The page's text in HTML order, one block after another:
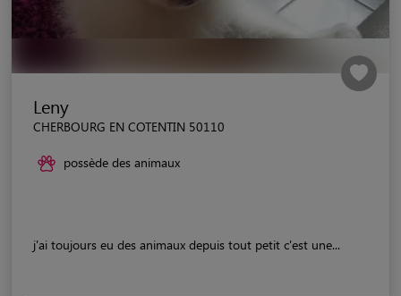
Leny
CHERBOURG EN COTENTIN 50110
possède des animaux
j'ai toujours eu des animaux depuis tout petit c'est une...